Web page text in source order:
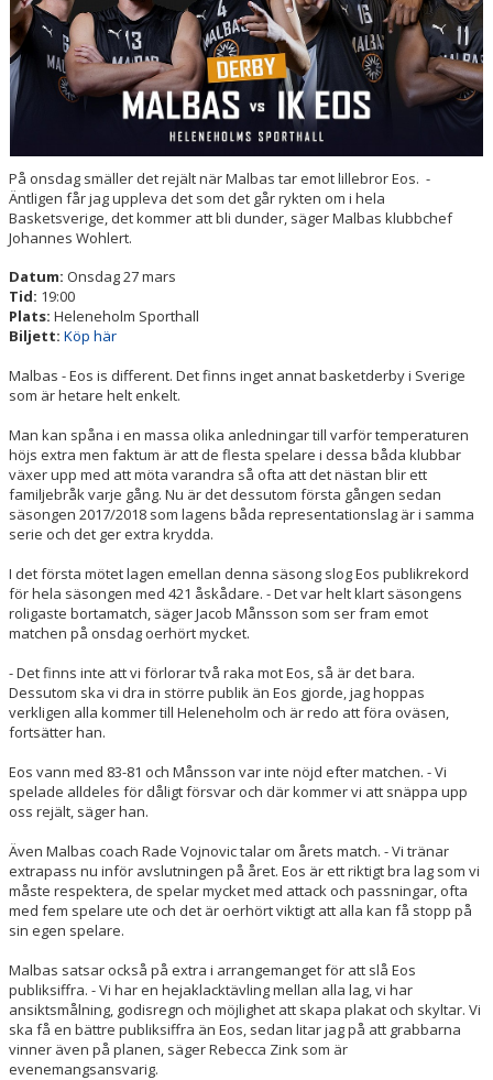
ENGAGERA DIG
KONTAKT
På onsdag smäller det rejält när Malbas tar emot lillebror Eos. -
Äntligen får jag uppleva det som det går rykten om i hela
Basketsverige, det kommer att bli dunder, säger Malbas klubbchef
Johannes Wohlert.
Datum: Onsdag 27 mars
Tid: 19:00
Plats: Heleneholm Sporthall
Biljett: Köp här
Malbas - Eos is different. Det finns inget annat basketderby i Sverige
som är hetare helt enkelt.
Man kan spåna i en massa olika anledningar till varför temperaturen
höjs extra men faktum är att de flesta spelare i dessa båda klubbar
växer upp med att möta varandra så ofta att det nästan blir ett
familjebråk varje gång. Nu är det dessutom första gången sedan
säsongen 2017/2018 som lagens båda representationslag är i samma
serie och det ger extra krydda.
I det första mötet lagen emellan denna säsong slog Eos publikrekord
för hela säsongen med 421 åskådare. - Det var helt klart säsongens
roligaste bortamatch, säger Jacob Månsson som ser fram emot
matchen på onsdag oerhört mycket.
- Det finns inte att vi förlorar två raka mot Eos, så är det bara.
Dessutom ska vi dra in större publik än Eos gjorde, jag hoppas
verkligen alla kommer till Heleneholm och är redo att föra oväsen,
fortsätter han.
Eos vann med 83-81 och Månsson var inte nöjd efter matchen. - Vi
spelade alldeles för dåligt försvar och där kommer vi att snäppa upp
oss rejält, säger han.
Även Malbas coach Rade Vojnovic talar om årets match. - Vi tränar
extrapass nu inför avslutningen på året. Eos är ett riktigt bra lag som vi
måste respektera, de spelar mycket med attack och passningar, ofta
med fem spelare ute och det är oerhört viktigt att alla kan få stopp på
sin egen spelare.
Malbas satsar också på extra i arrangemanget för att slå Eos
publiksiffra. - Vi har en hejaklacktävling mellan alla lag, vi har
ansiktsmålning, godisregn och möjlighet att skapa plakat och skyltar. Vi
ska få en bättre publiksiffra än Eos, sedan litar jag på att grabbarna
vinner även på planen, säger Rebecca Zink som är
evenemangsansvarig.